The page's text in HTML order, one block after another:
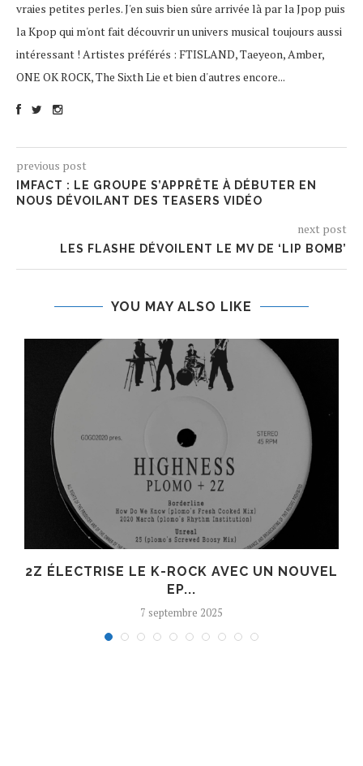
vraies petites perles. J'en suis bien sûre arrivée là par la Jpop puis
la Kpop qui m'ont fait découvrir un univers musical toujours aussi
intéressant ! Artistes préférés : FTISLAND, Taeyeon, Amber,
ONE OK ROCK, The Sixth Lie et bien d'autres encore...
previous post
IMFACT : LE GROUPE S’APPRÊTE À DÉBUTER EN
NOUS DÉVOILANT DES TEASERS VIDÉO
next post
LES FLASHE DÉVOILENT LE MV DE ‘LIP BOMB’
YOU MAY ALSO LIKE
2Z ÉLECTRISE LE K-ROCK AVEC UN NOUVEL
EP...
7 septembre 2025